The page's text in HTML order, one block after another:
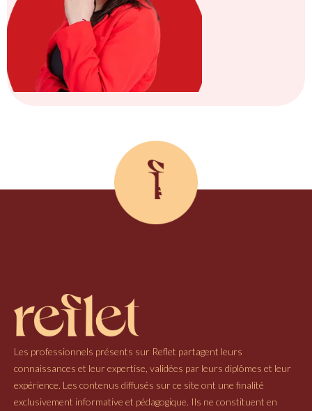
Les professionnels présents sur Reflet partagent leurs
connaissances et leur expertise, validées par leurs diplômes et leur
expérience. Les contenus diffusés sur ce site ont une finalité
exclusivement informative et pédagogique. Ils ne constituent en